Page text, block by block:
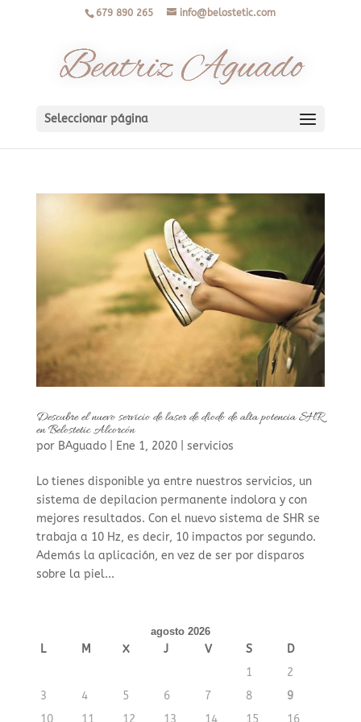
679 890 265 info@belostetic.com
Seleccionar página
Descubre el nuevo servicio de laser de diodo de alta potencia SHR
en Belostetic Alcorcón
por BAguado| Ene 1, 2020| servicios
Lo tienes disponible ya entre nuestros servicios, un
sistema de depilacion permanente indolora y con
mejores resultados. Con el nuevo sistema de SHR se
trabaja a 10 Hz, es decir, 10 impactos por segundo.
Además la aplicación, en vez de ser por disparos
sobre la piel...
agosto 2026
L M X J V S
D
1
2
3
4 5 6 7 8
9